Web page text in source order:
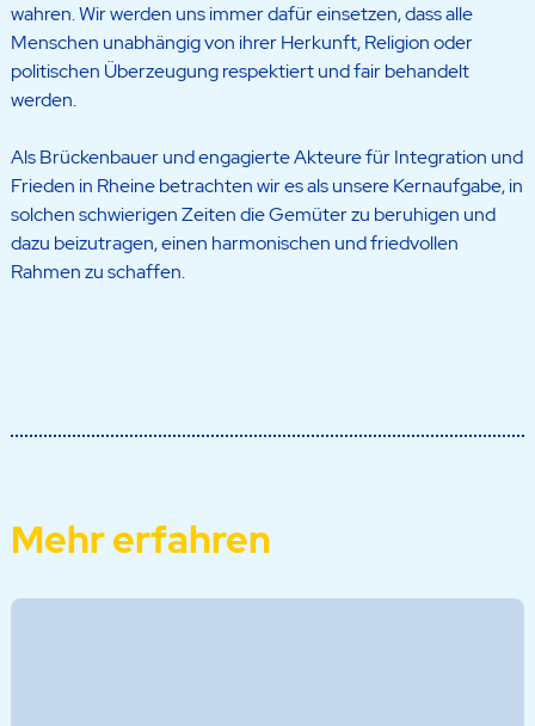
wahren. Wir werden uns immer dafür einsetzen, dass alle
Menschen unabhängig von ihrer Herkunft, Religion oder
politischen Überzeugung respektiert und fair behandelt
werden.
Als Brückenbauer und engagierte Akteure für Integration und
Frieden in Rheine betrachten wir es als unsere Kernaufgabe, in
solchen schwierigen Zeiten die Gemüter zu beruhigen und
dazu beizutragen, einen harmonischen und friedvollen
Rahmen zu schaffen.
Mehr erfahren